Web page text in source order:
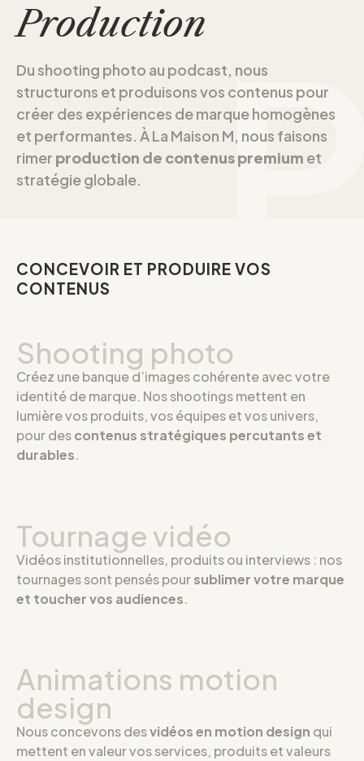
Production
Du shooting photo au podcast, nous
structurons et produisons vos contenus pour
créer des expériences de marque homogènes
et performantes. À La Maison M, nous faisons
rimer production de contenus premium et
stratégie globale.
CONCEVOIR ET PRODUIRE VOS
CONTENUS
Shooting photo
Créez une banque d’images cohérente avec votre
identité de marque. Nos shootings mettent en
lumière vos produits, vos équipes et vos univers,
pour descontenus stratégiques percutants et
durables.
Tournage vidéo
Vidéos institutionnelles, produits ou interviews : nos
tournages sont pensés poursublimer votre marque
et toucher vos audiences.
Animations motion
design
Nous concevons desvidéos en motion design qui
mettent en valeur vos services, produits et valeurs